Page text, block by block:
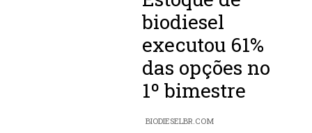
biodiesel
executou 61%
das opções no
1º bimestre
BIODIESELBR.COM